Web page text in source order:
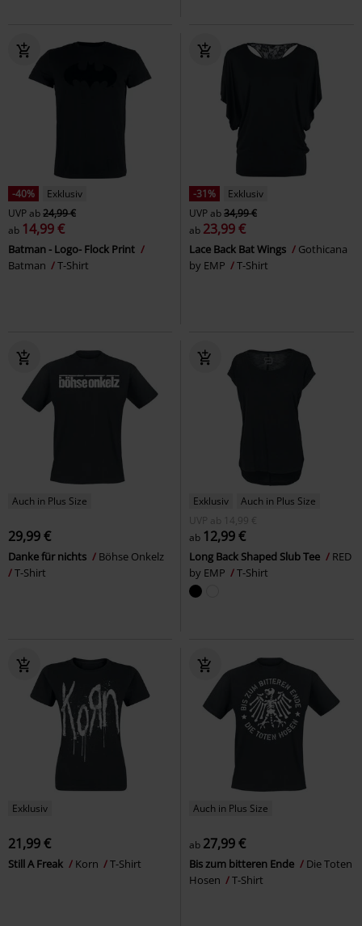
-40%
Exklusiv
UVPab24,99 €
ab 14,99 €
Batman - Logo- Flock Print
Batman
T-Shirt
-31%
Exklusiv
UVPab34,99 €
ab 23,99 €
Lace Back Bat Wings
Gothicana
by EMP
T-Shirt
Auch in Plus Size
29,99 €
Danke für nichts
Böhse Onkelz
T-Shirt
Exklusiv
Auch in Plus Size
UVP
ab
14,99 €
ab 12,99 €
Long Back Shaped Slub Tee
RED
by EMP
T-Shirt
Exklusiv
21,99 €
Still A Freak Korn T-Shirt
Auch in Plus Size
ab 27,99 €
Bis zum bitteren Ende
Die Toten
Hosen
T-Shirt